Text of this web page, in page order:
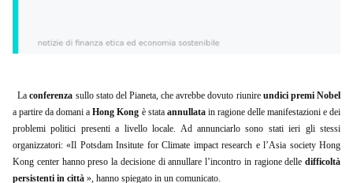
Laconferenza sullo stato del Pianeta, che avrebbe dovuto riunire undici premi Nobel
a partire da domani aHong Kong è stata annullata in ragione delle manifestazioni e dei
problemi politici presenti a livello locale. Ad annunciarlo sono stati ieri gli stessi
organizzatori: «Il Potsdam Insitute for Climate impact research e l’Asia society Hong
Kong center hanno preso la decisione di annullare l’incontro in ragione delle difficoltà
persistenti in città », hanno spiegato in un comunicato.